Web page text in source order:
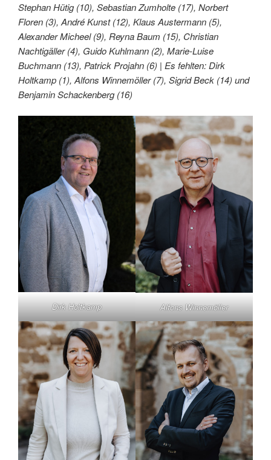
Stephan Hütig (10), Sebastian Zumholte (17), Norbert
Floren (3), André Kunst (12), Klaus Austermann (5),
Alexander Micheel (9), Reyna Baum (15), Christian
Nachtigäller (4), Guido Kuhlmann (2), Marie-Luise
Buchmann (13), Patrick Projahn (6) | Es fehlten: Dirk
Holtkamp (1), Alfons Winnemöller (7), Sigrid Beck (14) und
Benjamin Schackenberg (16)
Dirk Holtkamp Alfons Winnemöller